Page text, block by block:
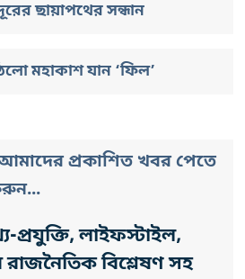
ছায়াপথের সন্ধান
মহাকাশ যান ‘ফিল’
প্রকাশিত খবর পেতে
প্রযুক্তি, লাইফস্টাইল,
রাজনৈতিক বিশ্লেষণ সহ